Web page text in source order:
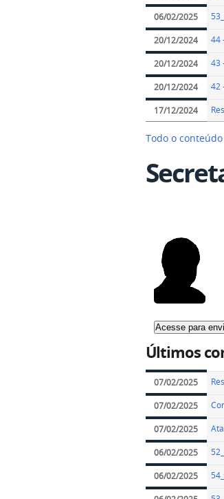
06/02/2025
20/12/2024 44
20/12/2024 43
20/12/2024 42
17/12/2024
Todo o
Últimos
07/02/2025
07/02/2025
07/02/2025
06/02/2025
06/02/2025